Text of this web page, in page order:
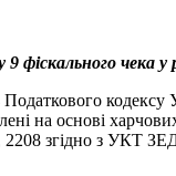
фіскального чека у
на основі
згідно з УКТ